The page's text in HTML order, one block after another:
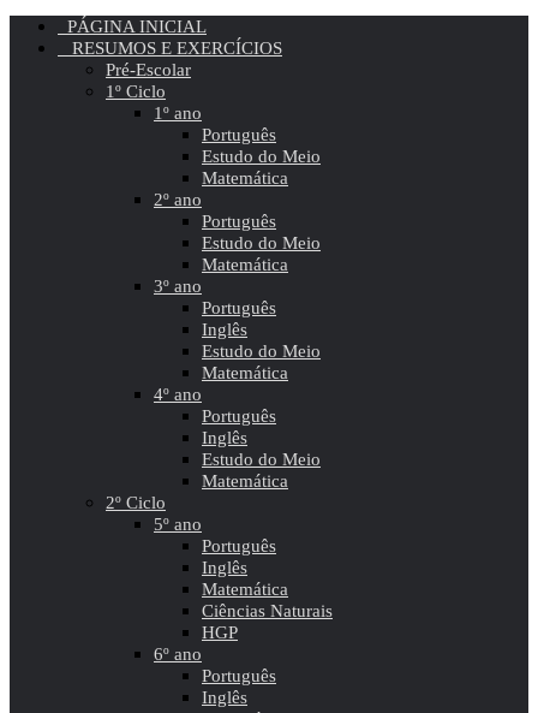
PÁGINA INICIAL
RESUMOS E EXERCÍCIOS
Pré-Escolar
1º Ciclo
1º ano
Português
Estudo do Meio
Matemática
2º ano
Português
Estudo do Meio
Matemática
3º ano
Português
Inglês
Estudo do Meio
Matemática
4º ano
Português
Inglês
Estudo do Meio
Matemática
2º Ciclo
5º ano
Português
Inglês
Matemática
Ciências Naturais
HGP
6º ano
Português
Inglês